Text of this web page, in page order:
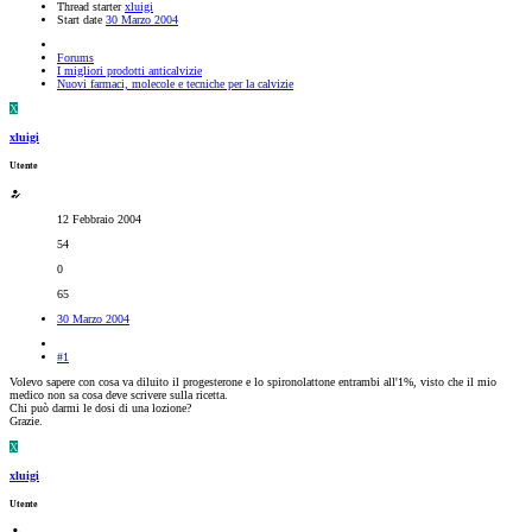
Thread starter xluigi
Start date 30 Marzo 2004
Forums
I migliori prodotti anticalvizie
Nuovi farmaci, molecole e tecniche per la calvizie
X
xluigi
Utente
12 Febbraio 2004
54
0
65
30 Marzo 2004
#1
Volevo sapere con cosa va diluito il progesterone e lo spironolattone entrambi all'1%, visto che il mio
medico non sa cosa deve scrivere sulla ricetta.
Chi può darmi le dosi di una lozione?
Grazie.
X
xluigi
Utente